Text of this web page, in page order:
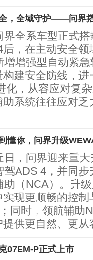
，全域守护——问界
系车型正式搭
后，在主动安全
增增强型自动紧
建安全防线，
，从容应对
系统往往应对
懂你，问界升级
问界迎来重大
驾ADS 4，并同
助（NCA）。升
现更顺畅的控
同时，领航辅助
供更自然、更从
07EM-P正式上市